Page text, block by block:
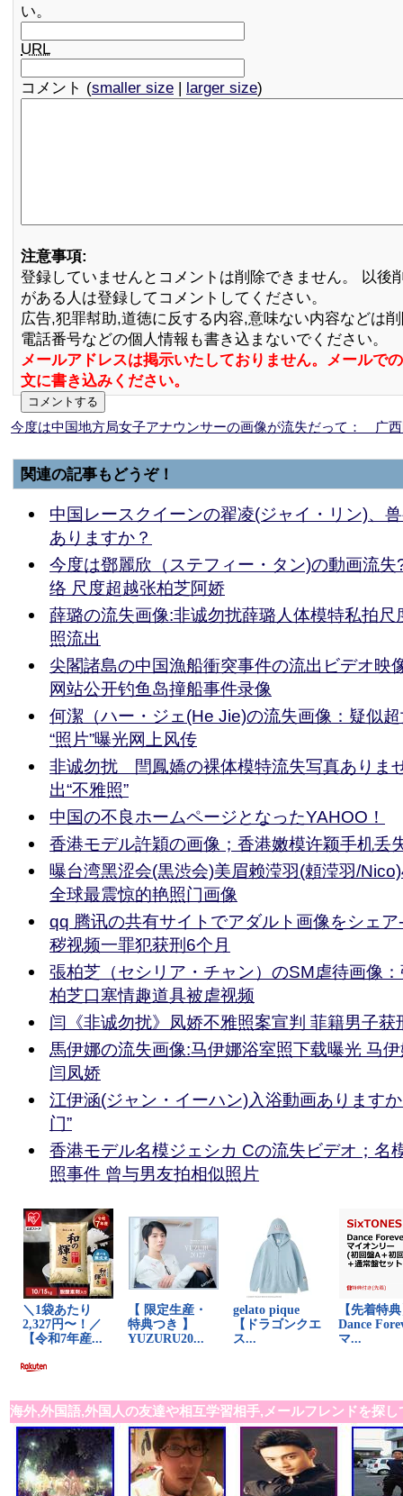
い。
URL
コメント (smaller size | larger size)
注意事項:
登録していませんとコメントは削除できません。 以後
がある人は登録してコメントしてください。
広告,犯罪幇助,道徳に反する内容,意味ない内容などは
電話番号などの個人情報も書き込まないでください。
メールアドレスは掲示いたしておりません。メールで
文に書き込みください。
今度は中国地方局女子アナウンサーの画像が流失だって： 广
関連の記事もどうぞ！
中国レースクイーンの翟凌(ジャイ・リン)、
ありますか？
今度は鄧麗欣（ステフィー・タン)の動画流
络 尺度超越张柏芝阿娇
薛璐の流失画像:非诚勿扰薛璐人体模特私拍
照流出
尖閣諸島の中国漁船衝突事件の流出ビデオ映
网站公开钓鱼岛撞船事件录像
何潔（ハー・ジェ(He Jie)の流失画像：疑似
“照片”曝光网上风传
非诚勿扰 閆鳳嬌の裸体模特流失写真ありま
出“不雅照”
中国の不良ホームページとなったYAHOO！
香港モデル許穎の画像；香港嫩模许颖手机丢
曝台湾黑涩会(黒渋会)美眉赖滢羽(頼滢羽/
全球最震惊的艳照门画像
qq 腾讯の共有サイトでアダルト画像をシェ
秽视频一罪犯获刑6个月
張柏芝（セシリア・チャン）のSM虐待画像
柏芝口塞情趣道具被虐视频
闫《非诚勿扰》凤娇不雅照案宣判 菲籍男子获
馬伊娜の流失画像:马伊娜浴室照下载曝光 马
闫凤娇
江伊涵(ジャン・イーハン)入浴動画あります
门”
香港モデル名模ジェシカ Cの流失ビデオ；名
照事件 曾与男友拍相似照片
海外,外国語,外国人の友達や相互学習相手,メールフレンドを探し